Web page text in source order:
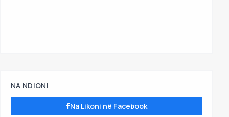
NA NDIQNI
Na Likoni në Facebook